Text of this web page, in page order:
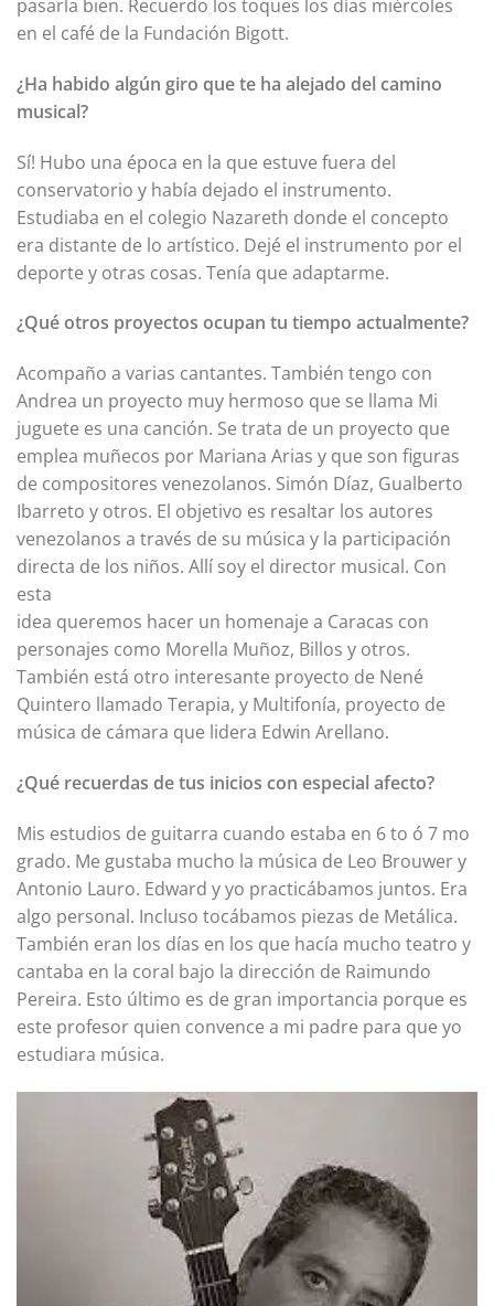
pasarla bien. Recuerdo los toques los días miércoles
en el café de la Fundación Bigott.
¿Ha habido algún giro que te ha alejado del camino
musical?
Sí! Hubo una época en la que estuve fuera del
conservatorio y había dejado el instrumento.
Estudiaba en el colegio Nazareth donde el concepto
era distante de lo artístico. Dejé el instrumento por el
deporte y otras cosas. Tenía que adaptarme.
¿Qué otros proyectos ocupan tu tiempo actualmente?
Acompaño a varias cantantes. También tengo con
Andrea un proyecto muy hermoso que se llama Mi
juguete es una canción. Se trata de un proyecto que
emplea muñecos por Mariana Arias y que son figuras
de compositores venezolanos. Simón Díaz, Gualberto
Ibarreto y otros. El objetivo es resaltar los autores
venezolanos a través de su música y la participación
directa de los niños. Allí soy el director musical. Con
esta
idea queremos hacer un homenaje a Caracas con
personajes como Morella Muñoz, Billos y otros.
También está otro interesante proyecto de Nené
Quintero llamado Terapia, y Multifonía, proyecto de
música de cámara que lidera Edwin Arellano.
¿Qué recuerdas de tus inicios con especial afecto?
Mis estudios de guitarra cuando estaba en 6 to ó 7 mo
grado. Me gustaba mucho la música de Leo Brouwer y
Antonio Lauro. Edward y yo practicábamos juntos. Era
algo personal. Incluso tocábamos piezas de Metálica.
También eran los días en los que hacía mucho teatro y
cantaba en la coral bajo la dirección de Raimundo
Pereira. Esto último es de gran importancia porque es
este profesor quien convence a mi padre para que yo
estudiara música.